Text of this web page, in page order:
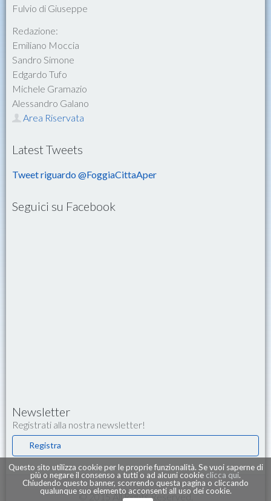
Questo sito utilizza cookie per le proprie funzionalità. Se vuoi saperne di
più o negare il consenso a tutti o ad alcuni cookie clicca qui.
Chiudendo questo banner, scorrendo questa pagina o cliccando
qualunque suo elemento acconsenti all uso dei cookie.
Fulvio di Giuseppe
Redazione:
Emiliano Moccia
Sandro Simone
Edgardo Tufo
Michele Gramazio
Alessandro Galano
Area Riservata
Latest Tweets
Tweet riguardo @FoggiaCittaAper
Seguici su Facebook
Newsletter
Registrati alla nostra newsletter!
Registra
© 2015 All Rights Reserved.